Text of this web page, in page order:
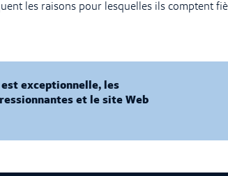
les raisons pour lesquelles ils comptent
exceptionnelle, les
et le site Web